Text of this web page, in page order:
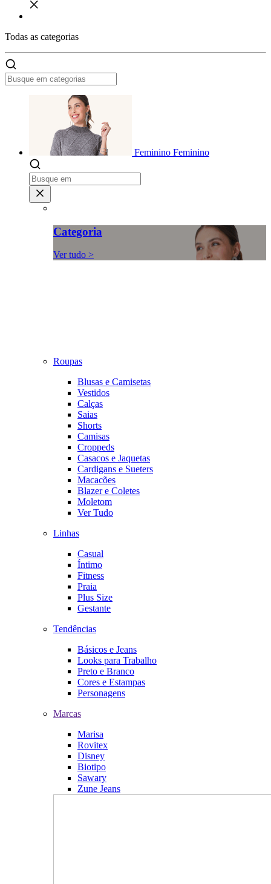
Todas as categorias
Feminino Feminino
Categoria
Ver tudo >
Roupas
Blusas e Camisetas
Vestidos
Calças
Saias
Shorts
Camisas
Croppeds
Casacos e Jaquetas
Cardigans e Sueters
Macacões
Blazer e Coletes
Moletom
Ver Tudo
Linhas
Casual
Íntimo
Fitness
Praia
Plus Size
Gestante
Tendências
Básicos e Jeans
Looks para Trabalho
Preto e Branco
Cores e Estampas
Personagens
Marcas
Marisa
Rovitex
Disney
Biotipo
Sawary
Zune Jeans